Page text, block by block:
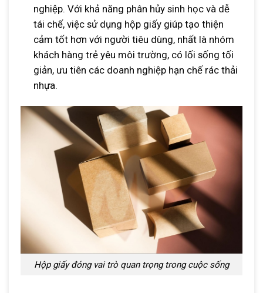
nghiệp. Với khả năng phân hủy sinh học và dễ
tái chế, việc sử dụng hộp giấy giúp tạo thiện
cảm tốt hơn với người tiêu dùng, nhất là nhóm
khách hàng trẻ yêu môi trường, có lối sống tối
giản, ưu tiên các doanh nghiệp hạn chế rác thải
nhựa.
Hộp giấy đóng vai trò quan trọng trong cuộc sống